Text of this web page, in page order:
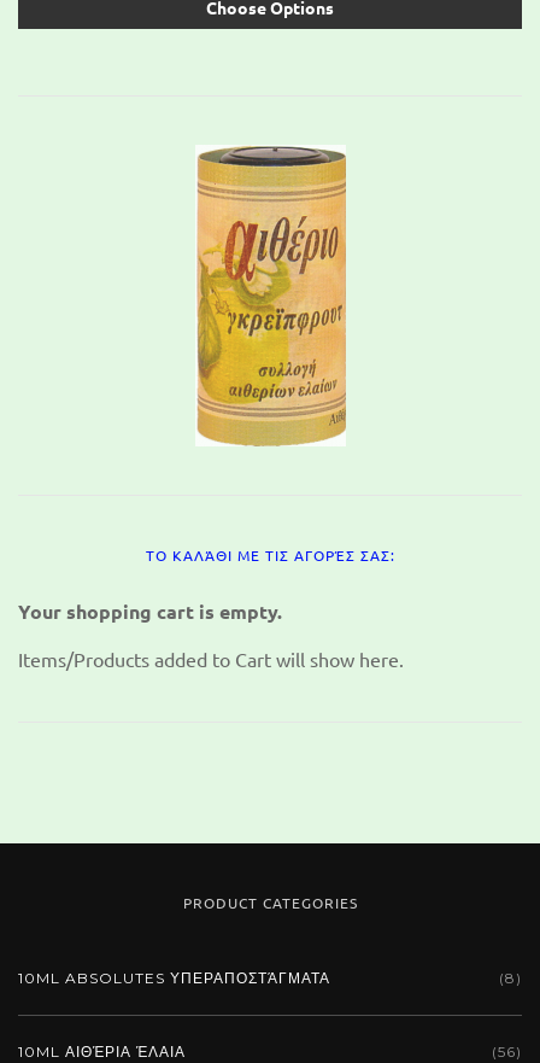
Choose Options
ΤΟ ΚΑΛΆΘΙ ΜΕ ΤΙΣ ΑΓΟΡΈΣ ΣΑΣ:
Your shopping cart is empty.
Items/Products added to Cart will show here.
PRODUCT CATEGORIES
10ML ABSOLUTES ΥΠΕΡΑΠΟΣΤΆΓΜΑΤΑ (8)
10ML ΑΙΘΈΡΙΑ ΈΛΑΙΑ (56)